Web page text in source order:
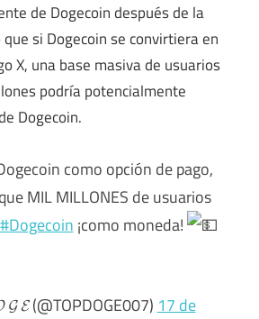
de Dogecoin después de la
si Dogecoin se convirtiera en
X, una base masiva de usuarios
podría potencialmente
Dogecoin.
como opción de pago,
MIL MILLONES de usuarios
#Dogecoin ¡como moneda!
(@TOPDOGE007) 17 de